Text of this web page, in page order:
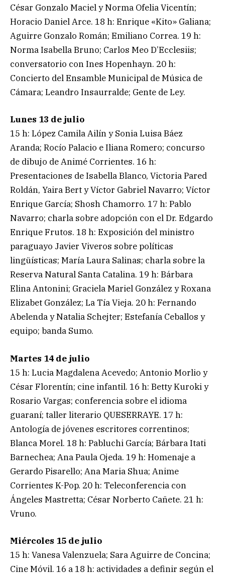
César Gonzalo Maciel y Norma Ofelia Vicentín;
Horacio Daniel Arce. 18 h: Enrique «Kito» Galiana;
Aguirre Gonzalo Román; Emiliano Correa. 19 h:
Norma Isabella Bruno; Carlos Meo D’Ecclesiis;
conversatorio con Ines Hopenhayn. 20 h:
Concierto del Ensamble Municipal de Música de
Cámara; Leandro Insaurralde; Gente de Ley.
Lunes 13 de julio
15 h: López Camila Ailín y Sonia Luisa Báez
Aranda; Rocío Palacio e Iliana Romero; concurso
de dibujo de Animé Corrientes. 16 h:
Presentaciones de Isabella Blanco, Victoria Pared
Roldán, Yaira Bert y Víctor Gabriel Navarro; Víctor
Enrique García; Shosh Chamorro. 17 h: Pablo
Navarro; charla sobre adopción con el Dr. Edgardo
Enrique Frutos. 18 h: Exposición del ministro
paraguayo Javier Viveros sobre políticas
lingüísticas; María Laura Salinas; charla sobre la
Reserva Natural Santa Catalina. 19 h: Bárbara
Elina Antonini; Graciela Mariel González y Roxana
Elizabet González; La Tía Vieja. 20 h: Fernando
Abelenda y Natalia Schejter; Estefanía Ceballos y
equipo; banda Sumo.
Martes 14 de julio
15 h: Lucia Magdalena Acevedo; Antonio Morlio y
César Florentín; cine infantil. 16 h: Betty Kuroki y
Rosario Vargas; conferencia sobre el idioma
guaraní; taller literario QUESERRAYE. 17 h:
Antología de jóvenes escritores correntinos;
Blanca Morel. 18 h: Pabluchi García; Bárbara Itati
Barnechea; Ana Paula Ojeda. 19 h: Homenaje a
Gerardo Pisarello; Ana Maria Shua; Anime
Corrientes K-Pop. 20 h: Teleconferencia con
Ángeles Mastretta; César Norberto Cañete. 21 h:
Vruno.
Miércoles 15 de julio
15 h: Vanesa Valenzuela; Sara Aguirre de Concina;
Cine Móvil. 16 a 18 h: actividades a definir según el